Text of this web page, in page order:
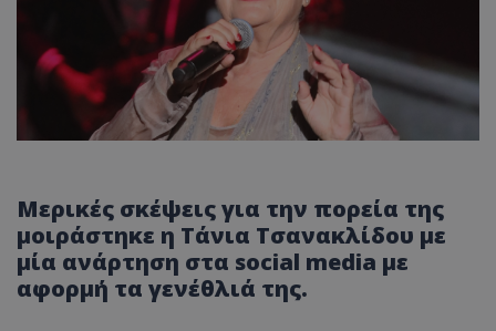
Μερικές σκέψεις για την πορεία της
μοιράστηκε η Τάνια Τσανακλίδου με
μία ανάρτηση στα social media με
αφορμή τα γενέθλιά της.